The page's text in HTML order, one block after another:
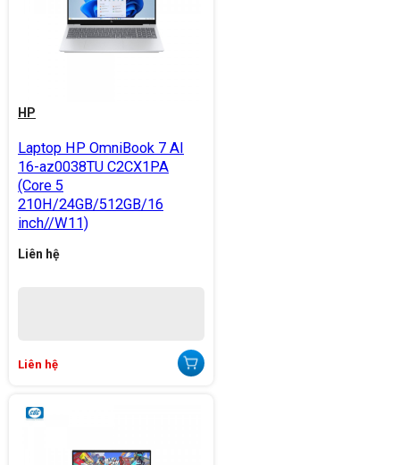
HP
Laptop HP OmniBook 7 AI
16-az0038TU C2CX1PA
(Core 5
210H/24GB/512GB/16
inch//W11)
Liên hệ
Liên hệ